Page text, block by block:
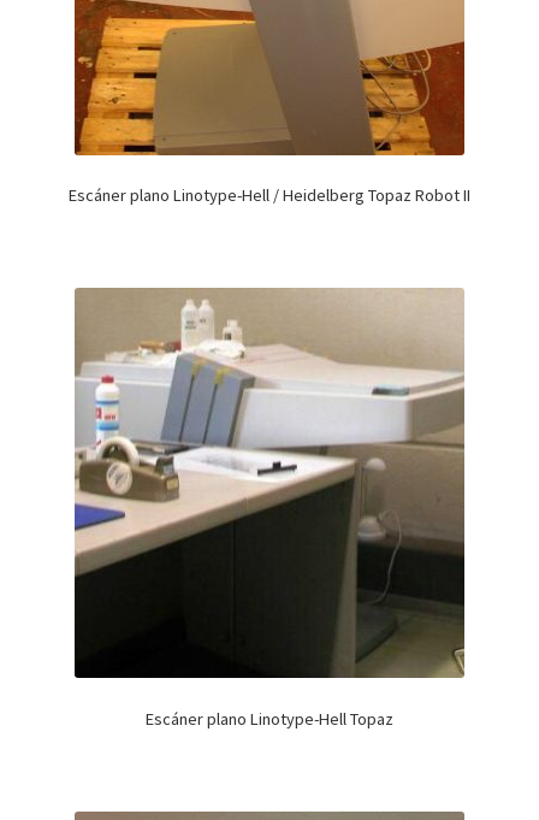
Escáner plano Linotype-Hell / Heidelberg Topaz Robot II
Escáner plano Linotype-Hell Topaz